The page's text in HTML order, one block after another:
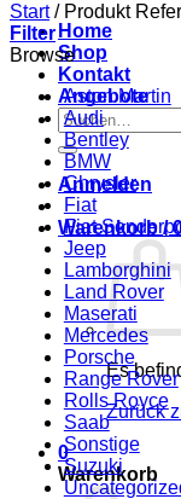
Home
Shop
Kontakt
Angebote
Suchen
nach:
Anmelden
Warenkorb /
Es
Zurück
0
Warenkorb
Start /Produkt
Filter
Browse
Aston Martin
Audi
Bentley
BMW
Chrysler
Fiat
Fiat
Jeep
Lamborghini
Land Rover
Maserati
Mercedes
Porsche
Range Rover
Rolls Royce
Saab
Sonstige
Suzuki